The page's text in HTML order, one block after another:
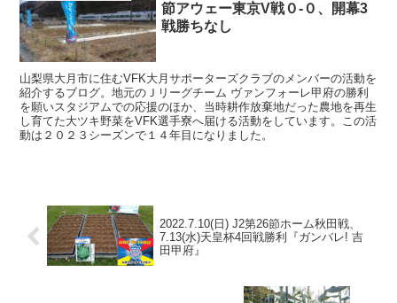
節アウェー東京V戦０-０、開幕3
戦勝ちなし
山梨県大月市に住むVFK大月サポーターズクラブのメンバーの活動を
紹介するブログ。地元のＪリーグチーム ヴァンフォーレ甲府の勝利
を願いスタジアムでの応援のほか、当時耕作放棄地だった農地を再生
し育てた大ツキ野菜をVFK選手寮へ届ける活動をしています。この活
動は２０２３シーズンで１４年目になりました。
2022.7.10(日) J2第26節ホーム秋田戦、
7.13(水)天皇杯4回戦勝利『ガンバレ! 吉
田甲府』